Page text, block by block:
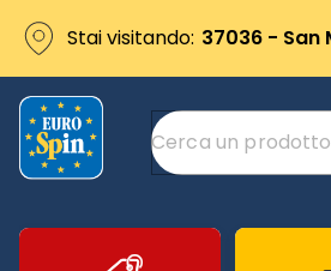
Stai visitando: 37036 - San